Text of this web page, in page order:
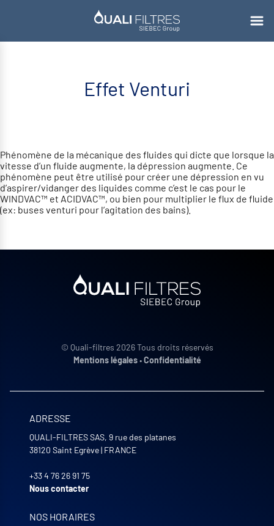
Effet Venturi
Phénomène de la mécanique des fluides qui dicte que lorsque la
vitesse d’un fluide augmente, la dépression augmente. Ce
phénomène peut être utilisé pour créer une dépression en vu
d’aspirer/vidanger des liquides comme c’est le cas pour le
WINDVAC™ et ACIDVAC™, ou bien pour multiplier le flux de fluide
(ex: buses venturi pour l’agitation des bains).
© Quali-filtres 2026 Tous droits réservés
Mentions légales•Confidentialité
ADRESSE
QUALI-FILTRES SAS, 9 rue des platanes
38120 Saint Egrève| FRANCE
+33 4 76 26 91 75
Nous contacter
NOS HORAIRES